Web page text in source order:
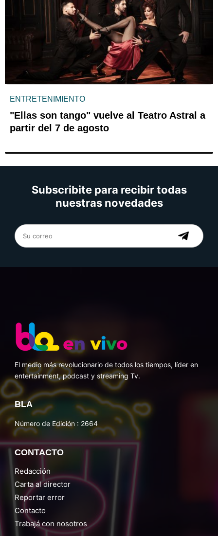
ENTRETENIMIENTO
"Ellas son tango" vuelve al Teatro Astral a
partir del 7 de agosto
Subscribite para recibir todas
nuestras novedades
El medio más revolucionario de todos los tiempos, líder en
entertainment, podcast y streaming Tv.
BLA
Número de Edición : 2664
CONTACTO
Redacción
Carta al director
Reportar error
Contacto
Trabajá con nosotros